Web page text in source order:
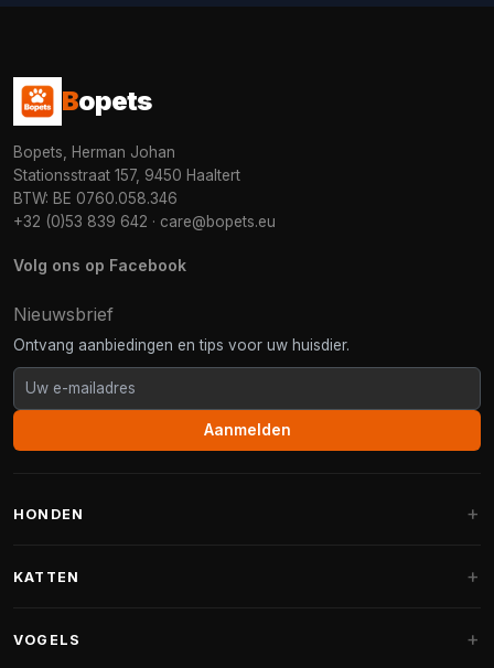
Bopets
Bopets, Herman Johan
Stationsstraat 157, 9450 Haaltert
BTW: BE 0760.058.346
+32 (0)53 839 642 · care@bopets.eu
Volg ons op Facebook
Nieuwsbrief
Ontvang aanbiedingen en tips voor uw huisdier.
Aanmelden
HONDEN
Fantail hondenmanden
KATTEN
VOGELS